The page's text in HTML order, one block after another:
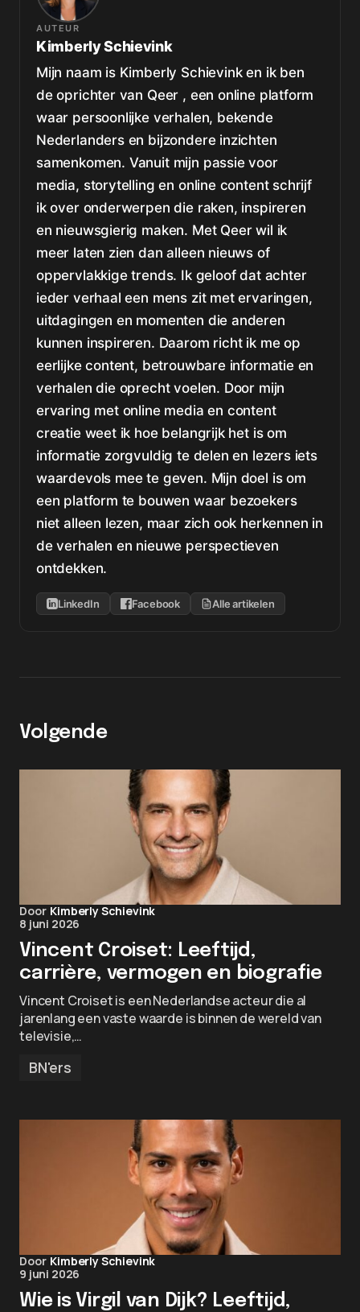
AUTEUR
Kimberly Schievink
Mijn naam is Kimberly Schievink en ik ben
de oprichter van Qeer , een online platform
waar persoonlijke verhalen, bekende
Nederlanders en bijzondere inzichten
samenkomen. Vanuit mijn passie voor
media, storytelling en online content schrijf
ik over onderwerpen die raken, inspireren
en nieuwsgierig maken. Met Qeer wil ik
meer laten zien dan alleen nieuws of
oppervlakkige trends. Ik geloof dat achter
ieder verhaal een mens zit met ervaringen,
uitdagingen en momenten die anderen
kunnen inspireren. Daarom richt ik me op
eerlijke content, betrouwbare informatie en
verhalen die oprecht voelen. Door mijn
ervaring met online media en content
creatie weet ik hoe belangrijk het is om
informatie zorgvuldig te delen en lezers iets
waardevols mee te geven. Mijn doel is om
een platform te bouwen waar bezoekers
niet alleen lezen, maar zich ook herkennen in
de verhalen en nieuwe perspectieven
ontdekken.
LinkedIn Facebook Alle artikelen
Volgende
Door Kimberly Schievink
8 juni 2026
Vincent Croiset: Leeftijd,
carrière, vermogen en biografie
Vincent Croiset is een Nederlandse acteur die al
jarenlang een vaste waarde is binnen de wereld van
televisie,…
BN'ers
Door Kimberly Schievink
9 juni 2026
Wie is Virgil van Dijk? Leeftijd,